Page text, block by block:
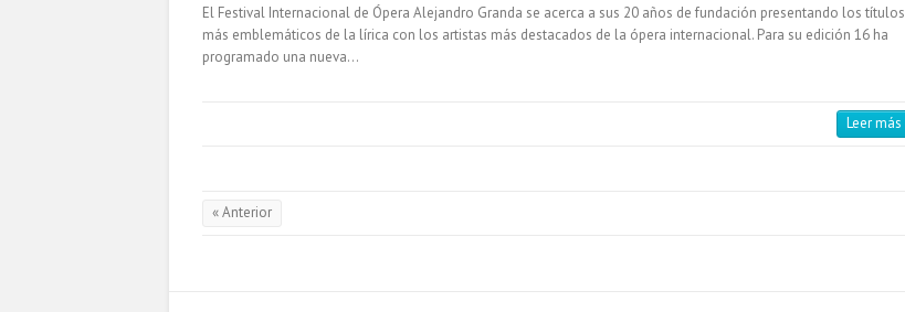
El Festival Internacional de Ópera Alejandro Granda se acerca a sus 20 años de fundación presentando los títulos
más emblemáticos de la lírica con los artistas más destacados de la ópera internacional. Para su edición 16 ha
programado una nueva…
Leer más
« Anterior